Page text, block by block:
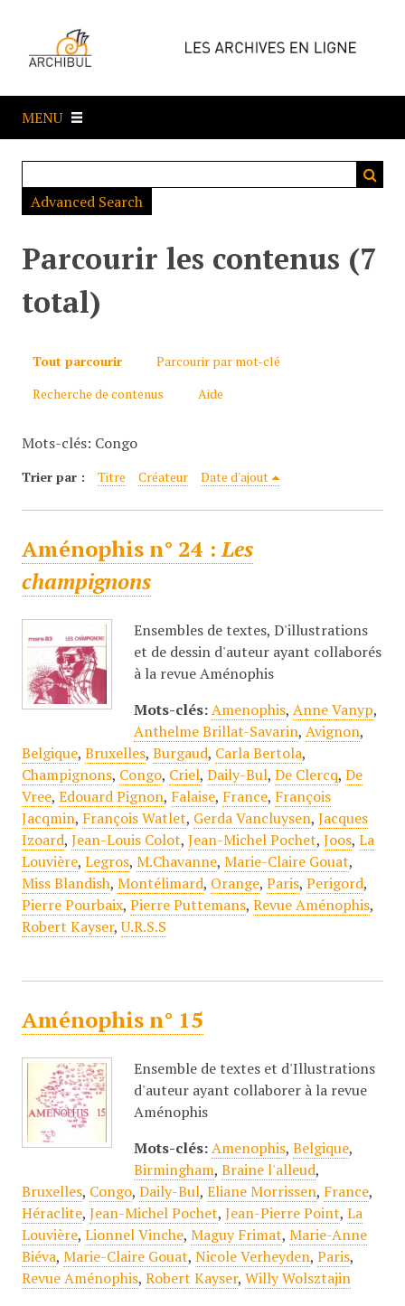
e
a
MENU
Advanced Search
Parcourir les contenus (7
total)
Tout parcourir
Parcourir par mot-clé
Recherche de contenus
Aide
Mots-clés: Congo
Trier par : Titre Créateur Date d'ajout
Aménophis n° 24 :Les
champignons
Ensembles de textes, D'illustrations
et de dessin d'auteur ayant collaborés
à la revue Aménophis
Mots-clés: Amenophis, Anne Vanyp,
Anthelme Brillat-Savarin, Avignon,
Belgique, Bruxelles, Burgaud, Carla Bertola,
Champignons, Congo, Criel, Daily-Bul, De Clercq, De
Vree, Edouard Pignon, Falaise, France, François
Jacqmin, François Watlet, Gerda Vancluysen, Jacques
Izoard, Jean-Louis Colot, Jean-Michel Pochet, Joos, La
Louvière, Legros, M.Chavanne, Marie-Claire Gouat,
Miss Blandish, Montélimard, Orange, Paris, Perigord,
Pierre Pourbaix, Pierre Puttemans, Revue Aménophis,
Robert Kayser,U.R.S.S
Aménophis n° 15
Ensemble de textes et d'Illustrations
d'auteur ayant collaborer à la revue
Aménophis
Mots-clés: Amenophis, Belgique,
Birmingham, Braine l'alleud,
Bruxelles, Congo, Daily-Bul, Eliane Morrissen, France,
Héraclite, Jean-Michel Pochet, Jean-Pierre Point, La
Louvière, Lionnel Vinche, Maguy Frimat, Marie-Anne
Biéva, Marie-Claire Gouat, Nicole Verheyden, Paris,
Revue Aménophis, Robert Kayser, Willy Wolsztajin